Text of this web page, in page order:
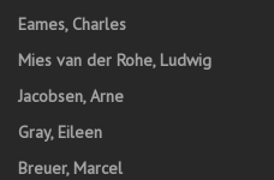
Eames, Charles
Mies van der Rohe, Ludwig
Jacobsen, Arne
Gray, Eileen
Breuer, Marcel